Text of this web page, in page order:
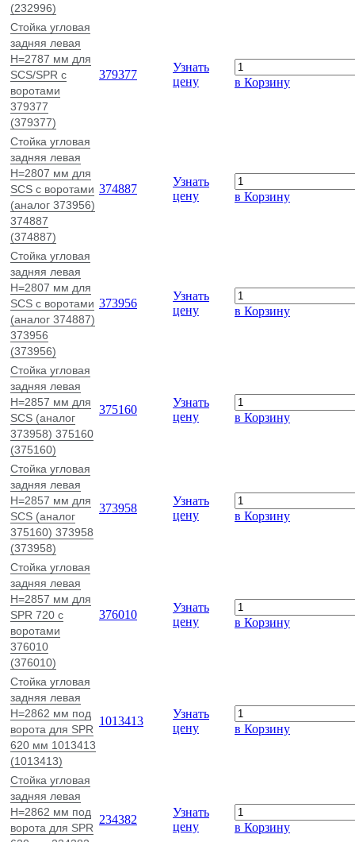
(232996)
Стойка угловая
задняя левая
H=2787 мм для
SCS/SPR с
воротами
379377
(379377)
379377
Узнать
цену
в Корзину
Стойка угловая
задняя левая
H=2807 мм для
SCS с воротами
(аналог 373956)
374887
(374887)
374887
Узнать
цену
в Корзину
Стойка угловая
задняя левая
H=2807 мм для
SCS с воротами
(аналог 374887)
373956
(373956)
373956
Узнать
цену
в Корзину
Стойка угловая
задняя левая
H=2857 мм для
SCS (аналог
373958) 375160
(375160)
375160
Узнать
цену
в Корзину
Стойка угловая
задняя левая
H=2857 мм для
SCS (аналог
375160) 373958
(373958)
373958
Узнать
цену
в Корзину
Стойка угловая
задняя левая
H=2857 мм для
SPR 720 с
воротами
376010
(376010)
376010
Узнать
цену
в Корзину
Стойка угловая
задняя левая
H=2862 мм под
ворота для SPR
620 мм 1013413
(1013413)
1013413
Узнать
цену
в Корзину
Стойка угловая
задняя левая
H=2862 мм под
ворота для SPR
234382
Узнать
цену
в Корзину